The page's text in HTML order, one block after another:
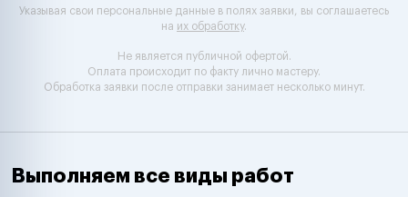
Указывая свои персональные данные в полях заявки, вы соглашаетесь
на их обработку.
Не является публичной офертой.
Оплата происходит по факту лично мастеру.
Обработка заявки после отправки занимает несколько минут.
Выполняем все виды работ